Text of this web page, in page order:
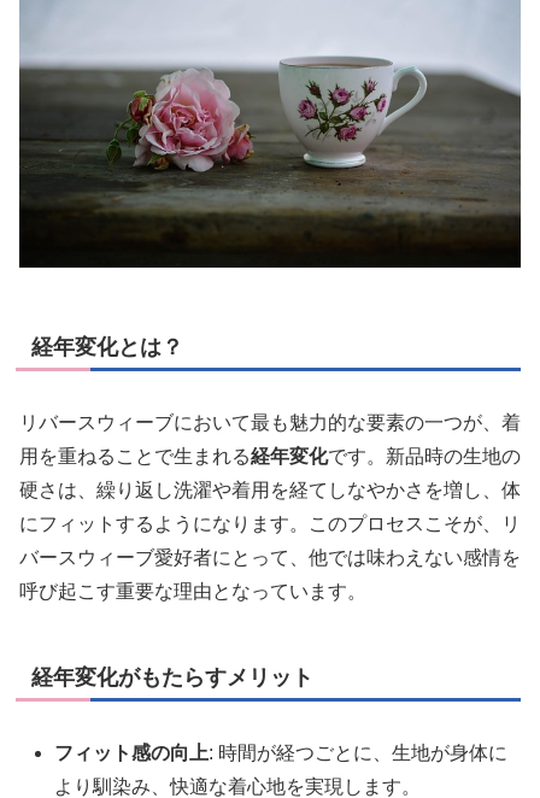
経年変化とは？
リバースウィーブにおいて最も魅力的な要素の一つが、着
用を重ねることで生まれる経年変化です。新品時の生地の
硬さは、繰り返し洗濯や着用を経てしなやかさを増し、体
にフィットするようになります。このプロセスこそが、リ
バースウィーブ愛好者にとって、他では味わえない感情を
呼び起こす重要な理由となっています。
経年変化がもたらすメリット
フィット感の向上: 時間が経つごとに、生地が身体に
より馴染み、快適な着心地を実現します。